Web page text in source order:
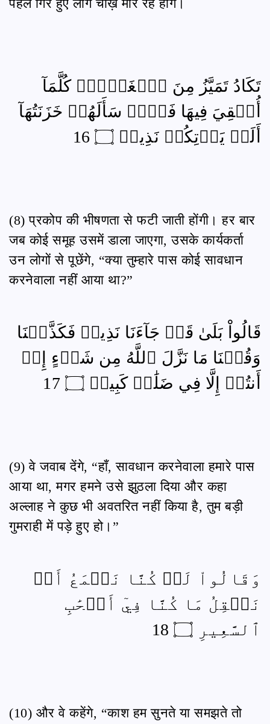
पहले गिरे हुए लोग चीख़ें मार रहे होंगे।
تَكَادُ تَمَيَّزُ مِنَ ٱلۡغَيۡظِۖ كُلَّمَآ
أُلۡقِيَ فِيهَا فَوۡجٞ سَأَلَهُمۡ خَزَنَتُهَآ
أَلَمۡ يَأۡتِكُمۡ نَذِيرٞ ۝ 16
(8) प्रकोप की भीषणता से फटी जाती होंगी। हर बार
जब कोई समूह उसमें डाला जाएगा, उसके कार्यकर्ता
उन लोगों से पूछेंगे, “क्या तुम्हारे पास कोई सावधान
करनेवाला नहीं आया था?”
قَالُواْ بَلَىٰ قَدۡ جَآءَنَا نَذِيرٞ فَكَذَّبۡنَا
وَقُلۡنَا مَا نَزَّلَ ٱللَّهُ مِن شَيۡءٍ إِنۡ
أَنتُمۡ إِلَّا فِي ضَلَٰلٖ كَبِيرٖ ۝ 17
(9) वे जवाब देंगे, “हाँ, सावधान करनेवाला हमारे पास
आया था, मगर हमने उसे झुठला दिया और कहा
अल्लाह ने कुछ भी अवतरित नहीं किया है, तुम बड़ी
गुमराही में पड़े हुए हो।”
وَقَالُواْ لَوۡ كُنَّا نَسۡمَعُ أَوۡ
نَعۡقِلُ مَا كُنَّا فِيٓ أَصۡحَٰبِ
ٱلسَّعِيرِ ۝ 18
(10) और वे कहेंगे, “काश हम सुनते या समझते तो